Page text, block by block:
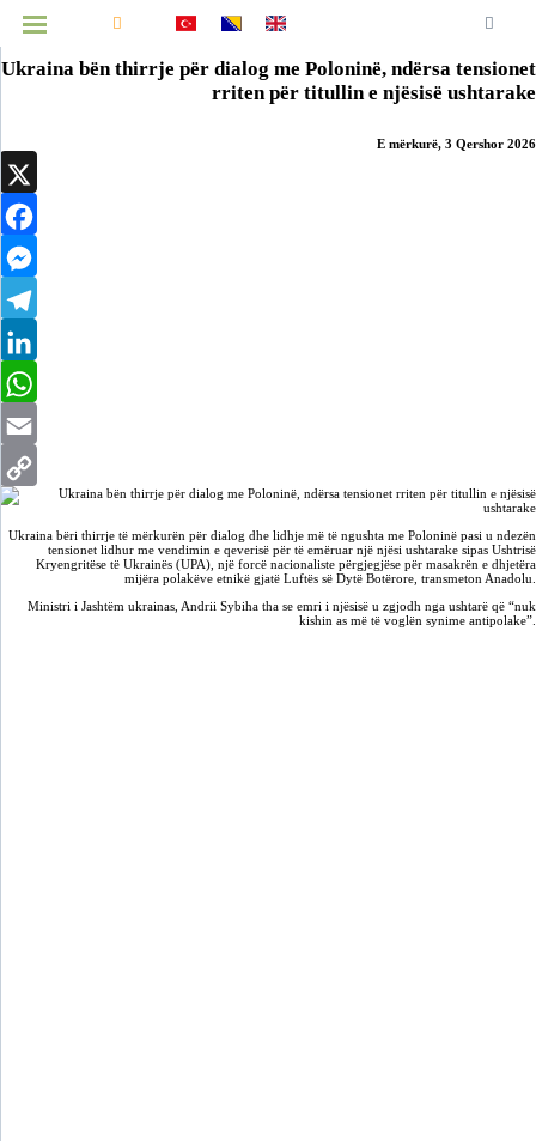
MENUJA
Infografikë
Video
Arkiv
Prizren
Ukraina bën thirrje për dialog me Poloninë, ndërsa tensionet
rriten për titullin e njësisë ushtarake
E mërkurë, 3 Qershor 2026
Facebook
LinkedIn
Copy
Link
Ukraina bëri thirrje të mërkurën për dialog dhe lidhje më të ngushta me Poloninë pasi u ndezën
tensionet lidhur me vendimin e qeverisë për të emëruar një njësi ushtarake sipas Ushtrisë
Kryengritëse të Ukrainës (UPA), një forcë nacionaliste përgjegjëse për masakrën e dhjetëra
mijëra polakëve etnikë gjatë Luftës së Dytë Botërore, transmeton Anadolu.
Ministri i Jashtëm ukrainas, Andrii Sybiha tha se emri i njësisë u zgjodh nga ushtarë që “nuk
kishin as më të voglën synime antipolake”.